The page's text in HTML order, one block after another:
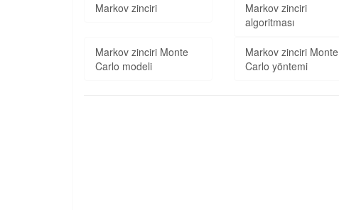
Markov zinciri
Markov zinciri
algoritması
Markov zinciri Monte
Carlo modeli
Markov zinciri Monte
Carlo yöntemi